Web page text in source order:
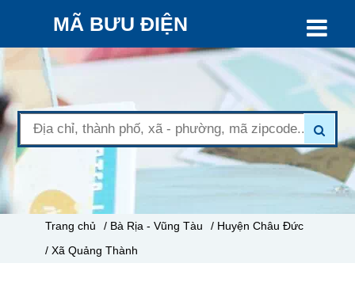
MÃ BƯU ĐIỆN
Trang chủ / Bà Rịa - Vũng Tàu
/ Huyện Châu Đức
/ Xã Quảng Thành